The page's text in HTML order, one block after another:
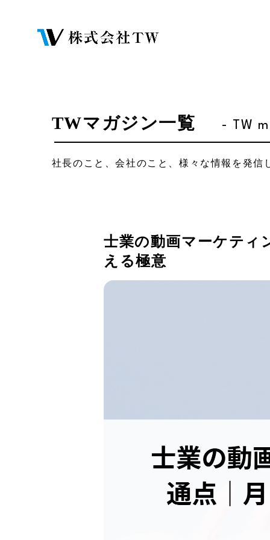
TWマガジン一覧 - TW
社長のこと、会社のこと、様々な情報を発信
士業の動画マーケティ
える極意